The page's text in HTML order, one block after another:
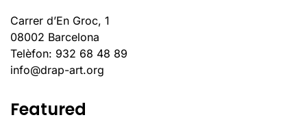
Carrer d’En Groc, 1
08002 Barcelona
Telèfon: 932 68 48 89
info@drap-art.org
Featured